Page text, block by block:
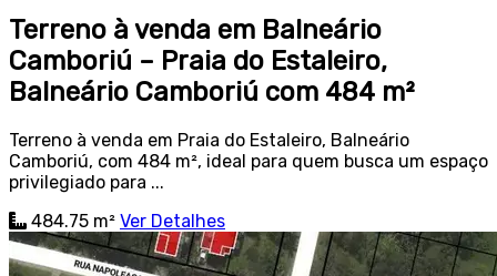
Terreno à venda em Balneário
Camboriú – Praia do Estaleiro,
Balneário Camboriú com 484 m²
Terreno à venda em Praia do Estaleiro, Balneário
Camboriú, com 484 m², ideal para quem busca um espaço
privilegiado para ...
484.75 m² Ver Detalhes